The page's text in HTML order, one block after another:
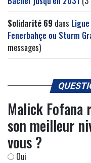
Solidarité 69 dans
Fenerbahçe ou Sturm
messages)
Malick
son meilleur
vous ?
Oui